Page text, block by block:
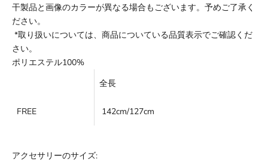
干製品と画像のカラーが異なる場合もございます。予めご了承く
ださい。
*取り扱いについては、商品についている品質表示でご確認くだ
さい。
ポリエステル100%
全長
FREE 142cm/127cm
アクセサリーのサイズ: